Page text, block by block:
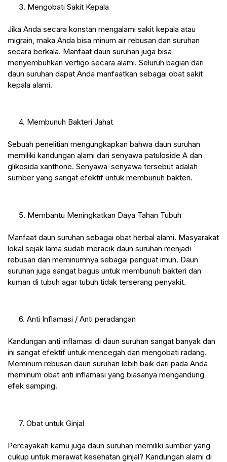
3. Mengobati Sakit Kepala
Jika Anda secara konstan mengalami sakit kepala atau
migrain, maka Anda bisa minum air rebusan dan suruhan
secara berkala. Manfaat daun suruhan juga bisa
menyembuhkan vertigo secara alami. Seluruh bagian dari
daun suruhan dapat Anda manfaatkan sebagai obat sakit
kepala alami.
4. Membunuh Bakteri Jahat
Sebuah penelitian mengungkapkan bahwa daun suruhan
memiliki kandungan alami dari senyawa patuloside A dan
glikosida xanthone. Senyawa-senyawa tersebut adalah
sumber yang sangat efektif untuk membunuh bakteri.
5. Membantu Meningkatkan Daya Tahan Tubuh
Manfaat daun suruhan sebagai obat herbal alami. Masyarakat
lokal sejak lama sudah meracik daun suruhan menjadi
rebusan dan meminumnya sebagai penguat imun. Daun
suruhan juga sangat bagus untuk membunuh bakteri dan
kuman di tubuh agar tubuh tidak terserang penyakit.
6. Anti Inflamasi / Anti peradangan
Kandungan anti inflamasi di daun suruhan sangat banyak dan
ini sangat efektif untuk mencegah dan mengobati radang.
Meminum rebusan daun suruhan lebih baik dari pada Anda
meminum obat anti inflamasi yang biasanya mengandung
efek samping.
7. Obat untuk Ginjal
Percayakah kamu juga daun suruhan memiliki sumber yang
cukup untuk merawat kesehatan ginjal? Kandungan alami di